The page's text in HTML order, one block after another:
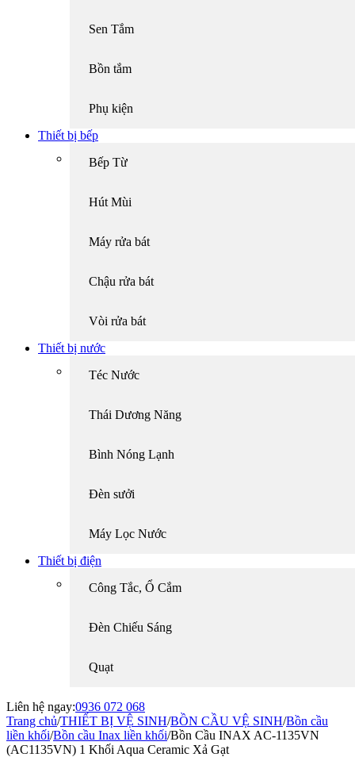
Sen Tắm
Bồn tắm
Phụ kiện
Thiết bị bếp
Bếp Từ
Hút Mùi
Máy rửa bát
Chậu rửa bát
Vòi rửa bát
Thiết bị nước
Téc Nước
Thái Dương Năng
Bình Nóng Lạnh
Đèn sưởi
Máy Lọc Nước
Thiết bị điện
Công Tắc, Ổ Cắm
Đèn Chiếu Sáng
Quạt
Liên hệ ngay:0936 072 068
Trang chủ/THIẾT BỊ VỆ SINH/BỒN CẦU VỆ SINH/Bồn cầu
liền khối/Bồn cầu Inax liền khối/Bồn Cầu INAX AC-1135VN
(AC1135VN) 1 Khối Aqua Ceramic Xả Gạt